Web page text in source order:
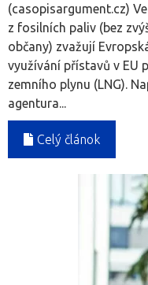
(casopisargument.cz)
z fosilních paliv (bez
občany) zvažují
využívání přístavů v EU
zemního plynu (LNG).
agentura...
Celý článok